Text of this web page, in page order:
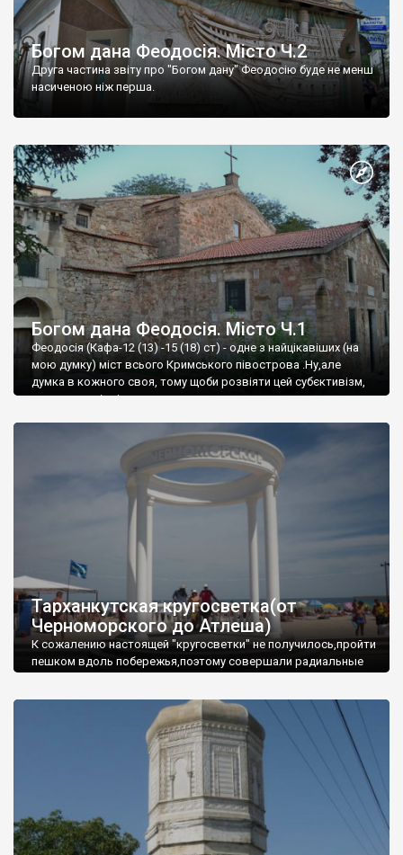
Богом дана Феодосія. Місто Ч.2
Друга частина звіту про "Богом дану" Феодосію буде не менш
насиченою ніж перша.
Богом дана Феодосія. Місто Ч.1
Феодосія (Кафа-12 (13) -15 (18) ст) - одне з найцікавіших (на
мою думку) міст всього Кримського півострова .Ну,але
думка в кожного своя, тому щоби розвіяти цей субєктивізм,
запрошую відвідати це
Тарханкутская кругосветка(от
Черноморского до Атлеша)
К сожалению настоящей "кругосветки" не получилось,пройти
пешком вдоль побережья,поэтому совершали радиальные